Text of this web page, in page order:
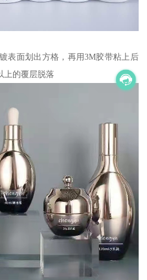
表面划出方格，再用3M胶带粘上后
上的覆层脱落